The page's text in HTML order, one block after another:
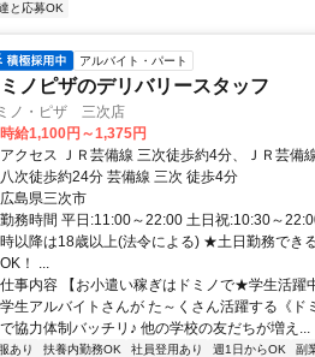
と応募OK
アルバイト・パート
ミノピザのデリバリースタッフ
ノ・ピザ 三次店
時給1,100円～1,375円
アクセス ＪＲ芸備線 三次徒歩約4分、ＪＲ芸備
八次徒歩約24分 芸備線 三次 徒歩4分
広島県三次市
勤務時間 平日:11:00～22:00 土日祝:10:30～
時以降は18歳以上(法令による) ★土日勤務でき
OK！ ...
仕事内容 【お小遣い稼ぎはドミノで★学生活躍
学生アルバイトさんが た～くさん活躍する《
で協力体制バッチリ♪ 他の学校の友だちが増え...
あり 扶養内勤務OK 社員登用あり 週1日からOK 副